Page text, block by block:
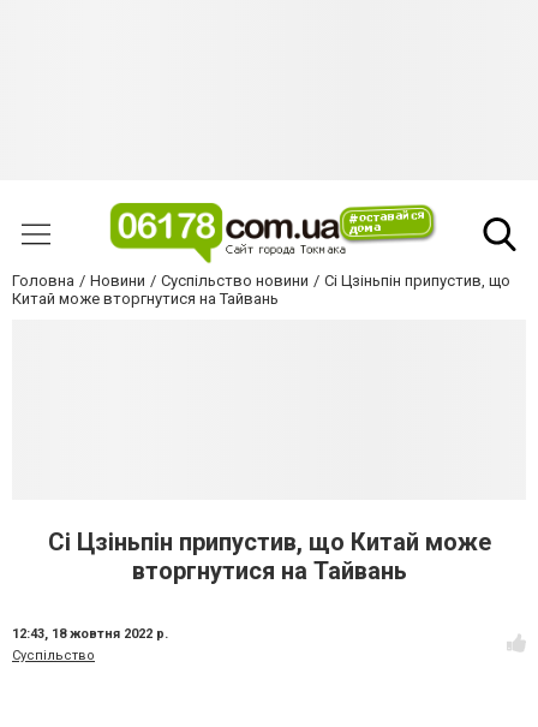
Головна Новини Суспільство новини
Сі Цзіньпін припустив, що
Китай може вторгнутися на Тайвань
Сі Цзіньпін припустив, що Китай може
вторгнутися на Тайвань
12:43, 18 жовтня 2022 р.
Суспільство